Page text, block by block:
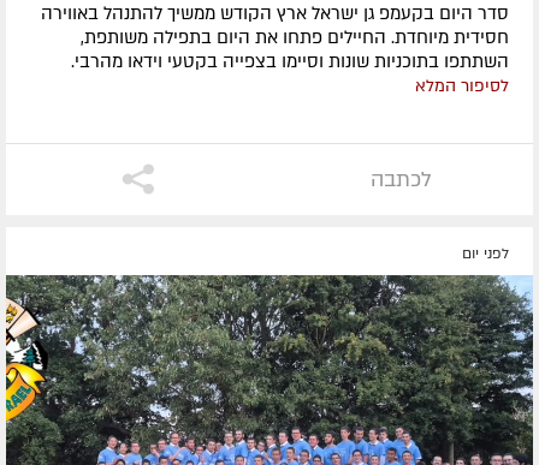
סדר היום בקעמפ גן ישראל ארץ הקודש ממשיך להתנהל באווירה
חסידית מיוחדת. החיילים פתחו את היום בתפילה משותפת,
השתתפו בתוכניות שונות וסיימו בצפייה בקטעי וידאו מהרבי.
לסיפור המלא
לכתבה
לפני יום